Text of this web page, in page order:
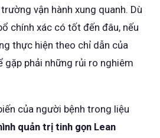
vận hành xung quanh. Dù
chính xác có tốt đến đâu, nếu
thực hiện theo chỉ dẫn của
gặp phải những rủi ro nghiêm
của người bệnh trong liệu
quản trị tinh gọn Lean